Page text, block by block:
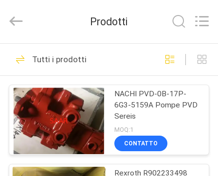
CASA
PRODOTTI
CIRCA
NOI
GIRO
Electronic
Limited.
Reserved.
Rexroth pompa
idraulica
919
1032
Prodotti
Tutti i prodotti
NACHI PVD-0B-17P-
6G3-5159A Pompe PVD
Sereis
MOQ:1
CONTATTO
Rexroth R902233498